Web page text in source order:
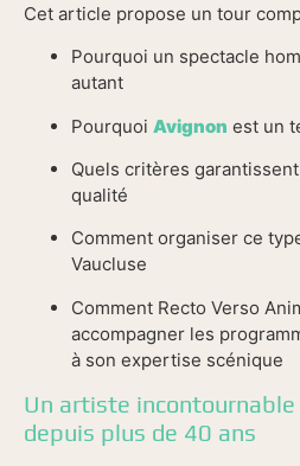
Cet article propose un tour
Pourquoi un spectacle
autant
Pourquoi Avignon est un
Quels critères
qualité
Comment organiser ce
Vaucluse
Comment Recto Verso
accompagner les
à son expertise scénique
Un artiste
depuis plus de 40 ans